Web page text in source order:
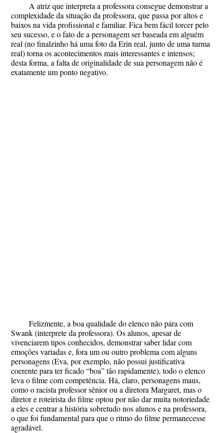
A atriz que interpreta a professora consegue demonstrar a
complexidade da situação da professora, que passa por altos e
baixos na vida profissional e familiar. Fica bem fácil torcer pelo
seu sucesso, e o fato de a personagem ser baseada em alguém
real (no finalzinho há uma foto da Erin real, junto de uma turma
real) torna os acontecimentos mais interessantes e intensos;
desta forma, a falta de originalidade de sua personagem não é
exatamente um ponto negativo.
Felizmente, a boa qualidade do elenco não pára com
Swank (interprete da professora). Os alunos, apesar de
vivenciarem tipos conhecidos, demonstrar saber lidar com
emoções variadas e, fora um ou outro problema com alguns
personagens (Eva, por exemplo, não possui justificativa
coerente para ter ficado “boa” tão rapidamente), todo o elenco
leva o filme com competência. Há, claro, personagens maus,
como o racista professor sênior ou a diretora Margaret, mas o
diretor e roteirista do filme optou por não dar muita notoriedade
a eles e centrar a história sobretudo nos alunos e na professora,
o que foi fundamental para que o ritmo do filme permanecesse
agradável.